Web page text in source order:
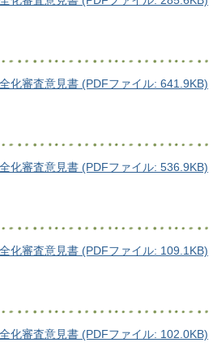
化審査意見書 (PDFファイル: 641.9KB)
化審査意見書 (PDFファイル: 536.9KB)
化審査意見書 (PDFファイル: 109.1KB)
化審査意見書 (PDFファイル: 102.0KB)